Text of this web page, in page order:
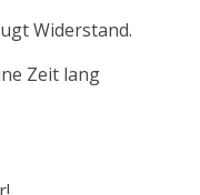
Widerstand.
Zeit lang